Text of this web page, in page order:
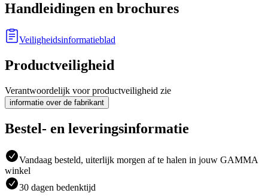
Handleidingen en brochures
Veiligheidsinformatieblad
Productveiligheid
Verantwoordelijk voor productveiligheid zie
informatie over de fabrikant
Bestel- en leveringsinformatie
Vandaag besteld, uiterlijk morgen af te halen in jouw GAMMA
winkel
30 dagen bedenktijd